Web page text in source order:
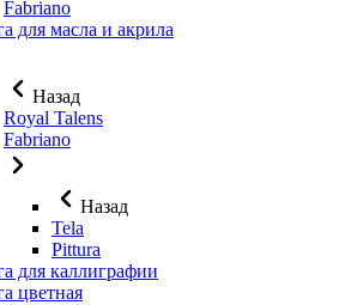
Fabriano
для масла и акрила
Назад
Royal Talens
Fabriano
Назад
Tela
Pittura
для каллиграфии
цветная